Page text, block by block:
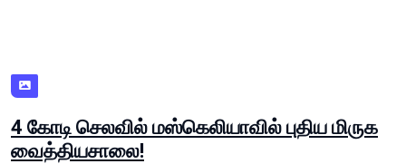
4 கோடி செலவில் மஸ்கெலியாவில் புதிய மிருக
வைத்தியசாலை!